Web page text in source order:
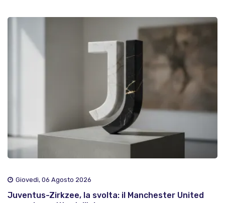
Giovedì, 06 Agosto 2026
Juventus-Zirkzee, la svolta: il Manchester United